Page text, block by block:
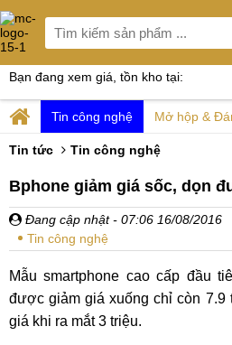
Bạn đang xem giá, tồn kho tại:
Tin công nghệ Mở hộp &
Tin tức Tin công nghệ
Bphone giảm giá sốc, dọn
Đang cập nhật - 07:06 16/08/2016
Tin công nghệ
Mẫu smartphone cao cấp đầu
được giảm giá xuống chỉ còn 7.9
giá khi ra mắt 3 triệu.